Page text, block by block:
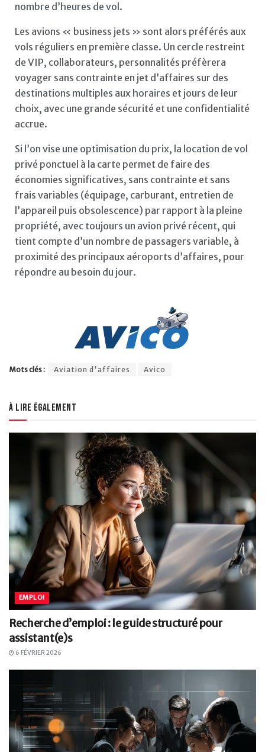
nombre d’heures de vol.
Les avions « business jets » sont alors préférés aux
vols réguliers en première classe. Un cercle restreint
de VIP, collaborateurs, personnalités préfèrera
voyager sans contrainte en jet d’affaires sur des
destinations multiples aux horaires et jours de leur
choix, avec une grande sécurité et une confidentialité
accrue.
Si l’on vise une optimisation du prix, la location de vol
privé ponctuel à la carte permet de faire des
économies significatives, sans contrainte et sans
frais variables (équipage, carburant, entretien de
l’appareil puis obsolescence) par rapport à la pleine
propriété, avec toujours un avion privé récent, qui
tient compte d’un nombre de passagers variable, à
proximité des principaux aéroports d’affaires, pour
répondre au besoin du jour.
Mots clés : Aviation d'affaires Avico
À lire également
EMPLOI
Recherche d’emploi : le guide structuré pour
assistant(e)s
6 FÉVRIER 2026